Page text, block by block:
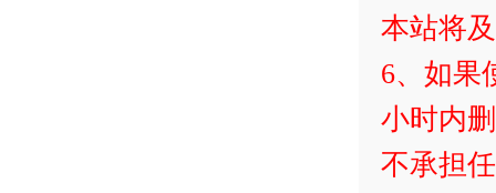
本站将
6、如果
小时内
不承担